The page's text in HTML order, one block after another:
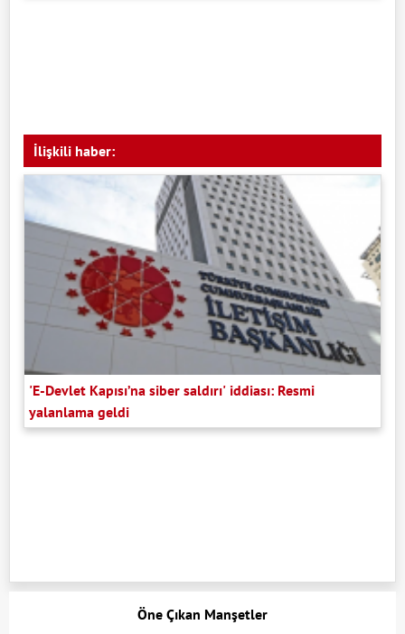
İlişkili haber:
'E-Devlet Kapısı’na siber saldırı' iddiası: Resmi
yalanlama geldi
Öne Çıkan Manşetler